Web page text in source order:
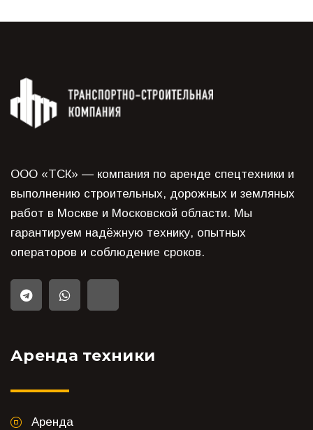
ООО «ТСК» — компания по аренде спецтехники и
выполнению строительных, дорожных и земляных
работ в Москве и Московской области. Мы
гарантируем надёжную технику, опытных
операторов и соблюдение сроков.
Аренда техники
Аренда